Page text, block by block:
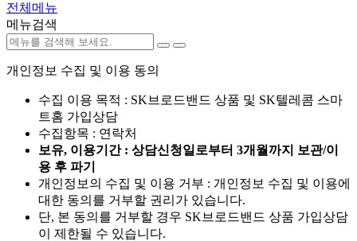
전체메뉴
메뉴검색
개인정보 수집 및 이용 동의
수집 이용 목적 : SK브로드밴드 상품 및 SK텔레콤 스마
트홈 가입상담
수집항목 : 연락처
보유, 이용기간 : 상담신청일로부터 3개월까지 보관/이
용 후 파기
개인정보의 수집 및 이용 거부 : 개인정보 수집 및 이용에
대한 동의를 거부할 권리가 있습니다.
단, 본 동의를 거부할 경우 SK브로드밴드 상품 가입상담
이 제한될 수 있습니다.